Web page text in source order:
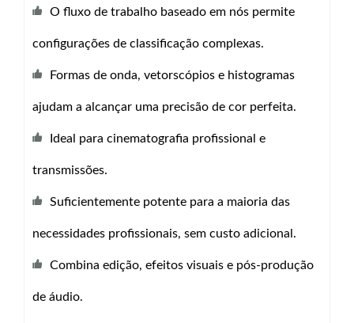
O fluxo de trabalho baseado em nós permite
configurações de classificação complexas.
Formas de onda, vetorscópios e histogramas
ajudam a alcançar uma precisão de cor perfeita.
Ideal para cinematografia profissional e
transmissões.
Suficientemente potente para a maioria das
necessidades profissionais, sem custo adicional.
Combina edição, efeitos visuais e pós-produção
de áudio.